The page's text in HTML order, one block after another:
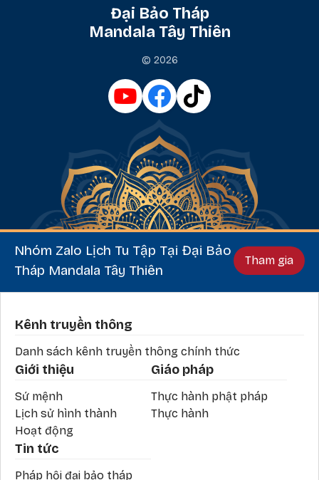
Đại Bảo Tháp
Mandala Tây Thiên
© 2026
Nhóm Zalo Lịch Tu Tập Tại Đại Bảo
Tháp Mandala Tây Thiên
Tham gia
Phần chân
Kênh truyền thông
Danh sách kênh truyền thông chính thức
Giới thiệu
Sứ mệnh
Lịch sử hình thành
Hoạt động
Giáo pháp
Thực hành phật pháp
Thực hành
Tin tức
Pháp hội đại bảo tháp